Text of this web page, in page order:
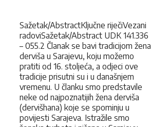
Sažetak/AbstractKljučne riječiVezani
radoviSažetak/Abstract UDK 141.336
– 055.2 Članak se bavi tradicijom žena
derviša u Sarajevu, koju možemo
pratiti od 16. stoljeća, a odjeci ove
tradicije prisutni su i u današnjem
vremenu. U članku smo predstavile
neke od najpoznatijih žena derviša
(dervišhana) koje se spominju u
povijesti Sarajeva. Istražile smo